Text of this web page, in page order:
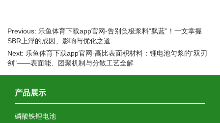
Previous: 乐鱼体育下载app官网-告别负极浆料“飘蓝”！一文掌握
SBR上浮的成因、影响与优化之道
Next: 乐鱼体育下载app官网-高比表面积材料：锂电池匀浆的"双刃
剑"——表面能、团聚机制与分散工艺全解
产品展示
磷酸铁锂电池